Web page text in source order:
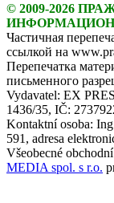
© 2009-2026
Частичная
ссылкой на
Перепечатка
письменного
Vydavatel: EX
1436/35, IČ:
Kontaktní osoba:
591, adresa
Všeobecné
MEDIA spol. s r.o.